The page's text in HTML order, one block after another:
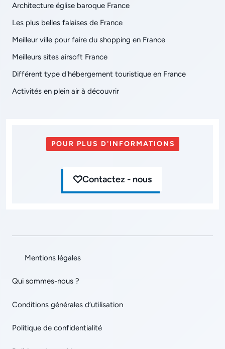
Architecture église baroque France
Les plus belles falaises de France
Meilleur ville pour faire du shopping en France
Meilleurs sites airsoft France
Différent type d'hébergement touristique en France
Activités en plein air à découvrir
POUR PLUS D'INFORMATIONS
Contactez - nous
Mentions légales
Qui sommes-nous ?
Conditions générales d’utilisation
Politique de confidentialité